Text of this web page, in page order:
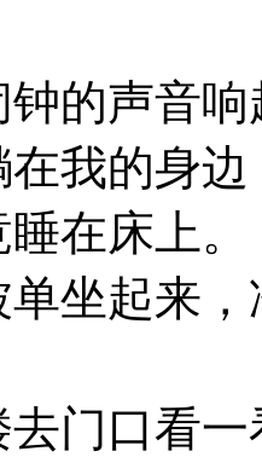
声音响
的身边
在床上。
起来，
口看一